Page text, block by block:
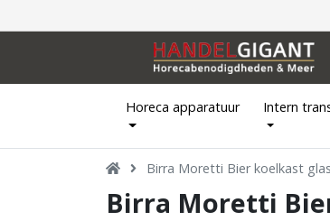
Horeca apparatuur Intern
Birra Moretti Bier koelkast
Birra Moretti